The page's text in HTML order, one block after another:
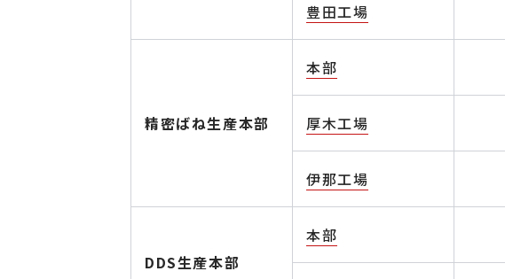
豊田工場
精密ばね生産本部
本部
厚木工場
伊那工場
DDS生産本部
本部